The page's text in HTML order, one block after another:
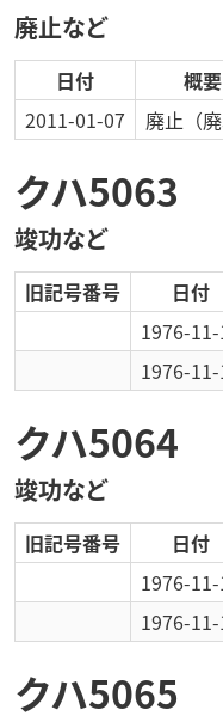
廃止など
日付 概要
2011-01-07
廃止 （
クハ5063
竣功など
旧記号番号 日付
1976-
1976-
クハ5064
竣功など
旧記号番号 日付
1976-
1976-
クハ5065